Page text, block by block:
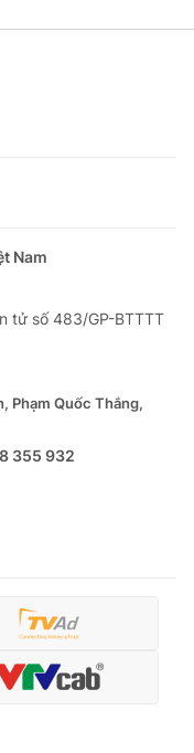
Nam
tử số 483/GP-BTTTT
Phạm Quốc Thắng,
355 932